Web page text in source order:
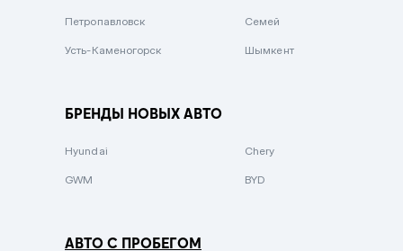
Зеленый металлик
Петропавловск Семей
Усть-Каменогорск Шымкент
БРЕНДЫ НОВЫХ АВТО
Hyundai Chery
GWM BYD
АВТО С ПРОБЕГОМ